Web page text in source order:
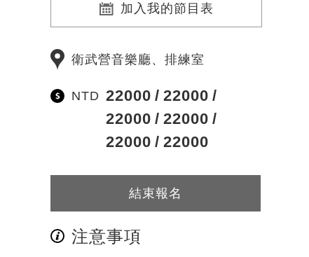
加入我的節目表
衛武營音樂廳、排練室
NTD 22000
22000
22000
22000
22000
22000
結束報名
注意事項